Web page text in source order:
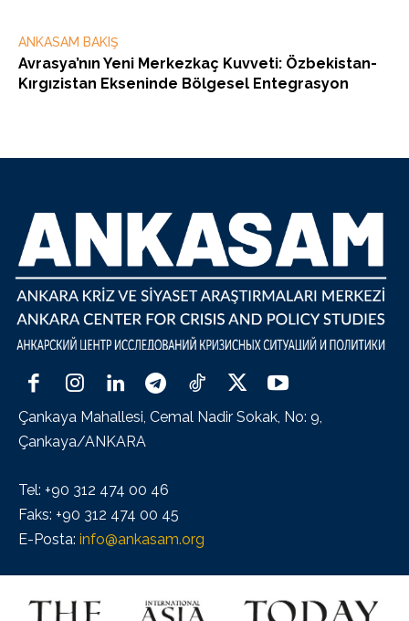
ANKASAM BAKIŞ
Avrasya’nın Yeni Merkezkaç Kuvveti: Özbekistan-
Kırgızistan Ekseninde Bölgesel Entegrasyon
Çankaya Mahallesi, Cemal Nadir Sokak, No: 9,
Çankaya/ANKARA
Tel: +90 312 474 00 46
Faks: +90 312 474 00 45
E-Posta: info@ankasam.org